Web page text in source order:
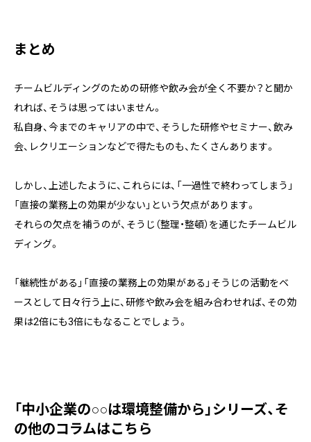
まとめ
チームビルディングのための研修や飲み会が全く不要か？と聞か
れれば、そうは思ってはいません。
私自身、今までのキャリアの中で、そうした研修やセミナー、飲み
会、レクリエーションなどで得たものも、たくさんあります。
しかし、上述したように、これらには、「一過性で終わってしまう」
「直接の業務上の効果が少ない」という欠点があります。
それらの欠点を補うのが、そうじ（整理・整頓）を通じたチームビル
ディング。
「継続性がある」「直接の業務上の効果がある」そうじの活動をベ
ースとして日々行う上に、研修や飲み会を組み合わせれば、その効
果は2倍にも3倍にもなることでしょう。
「中小企業の○○は環境整備から」シリーズ、そ
の他のコラムはこちら